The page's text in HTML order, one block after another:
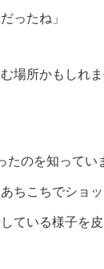
ったね」
場所かもしれ
たのを知って
ちこちでショ
ている様子を皮